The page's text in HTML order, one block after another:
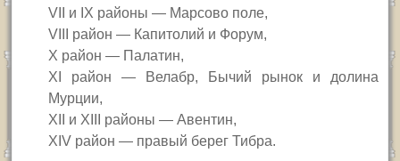
VII и IX районы — Марсово поле,
VIII район — Капитолий и Форум,
X район — Палатин,
XI район — Велабр, Бычий рынок и долина
Мурции,
XII и XIII районы — Авентин,
XIV район — правый берег Тибра.